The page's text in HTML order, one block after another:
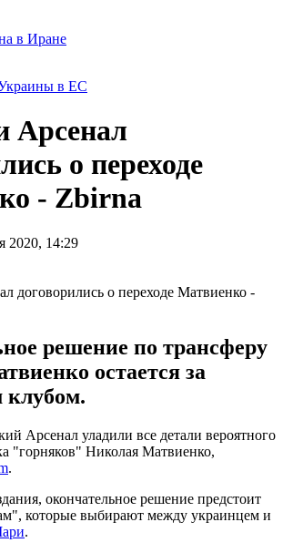
в Иране
в ЕС
Арсенал
о переходе
- Zbirna
2020, 14:29
решение по трансферу
остается за
клубом.
Арсенал уладили все детали вероятного
"горняков" Николая Матвиенко,
.
окончательное решение предстоит
которые выбирают между украинцем и
.